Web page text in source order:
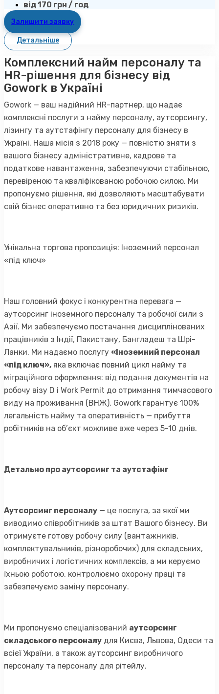
від 170 грн / год
Залишити заявку
Детальніше
Комплексний найм персоналу та
HR-рішення для бізнесу від
Gowork в Україні
Gowork — ваш надійний HR-партнер, що надає
комплексні послуги з найму персоналу, аутсорсингу,
лізингу та аутстафінгу персоналу для бізнесу в
Україні. Наша місія з 2018 року — повністю зняти з
вашого бізнесу адміністративне, кадрове та
податкове навантаження, забезпечуючи стабільною,
перевіреною та кваліфікованою робочою силою. Ми
пропонуємо рішення, які дозволяють масштабувати
свій бізнес оперативно та без юридичних ризиків.
Унікальна торгова пропозиція: Іноземний персонал
«під ключ»
Наш головний фокус і конкурентна перевага —
аутсорсинг іноземного персоналу та робочої сили з
Азії. Ми забезпечуємо постачання дисциплінованих
працівників з Індії, Пакистану, Бангладеш та Шрі-
Ланки. Ми надаємо послугу «Іноземний персонал
«під ключ», яка включає повний цикл найму та
міграційного оформлення: від подання документів на
робочу візу D і Work Permit до отримання тимчасового
виду на проживання (ВНЖ). Gowork гарантує 100%
легальність найму та оперативність — прибуття
робітників на об’єкт можливе вже через 5-10 днів.
Детально про аутсорсинг та аутстафінг
Аутсорсинг персоналу — це послуга, за якої ми
виводимо співробітників за штат Вашого бізнесу. Ви
отримуєте готову робочу силу (вантажників,
комплектувальників, різноробочих) для складських,
виробничих і логістичних комплексів, а ми керуємо
їхньою роботою, контролюємо охорону праці та
забезпечуємо заміну персоналу.
Ми пропонуємо спеціалізований аутсорсинг
складського персоналу для Києва, Львова, Одеси та
всієї України, а також аутсорсинг виробничого
персоналу та персоналу для рітейлу.